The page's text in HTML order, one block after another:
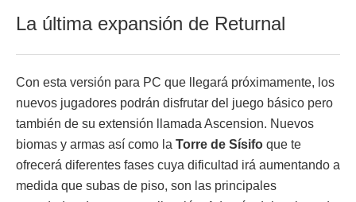
La última expansión de Returnal
Con esta versión para PC que llegará próximamente, los
nuevos jugadores podrán disfrutar del juego básico pero
también de su extensión llamada Ascension. Nuevos
biomas y armas así como la Torre de Sísifo que te
ofrecerá diferentes fases cuya dificultad irá aumentando a
medida que subas de piso, son las principales